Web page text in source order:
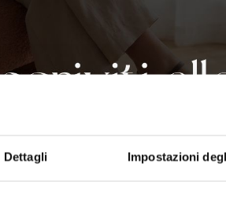
Dettagli Impostazioni
DIVINO
G
GAIMO